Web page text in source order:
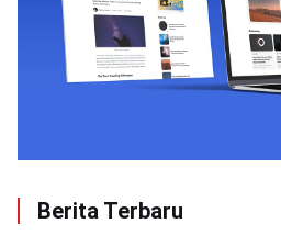
Berita Terbaru